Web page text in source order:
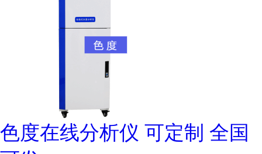
色度在线分析仪 可定制 全国